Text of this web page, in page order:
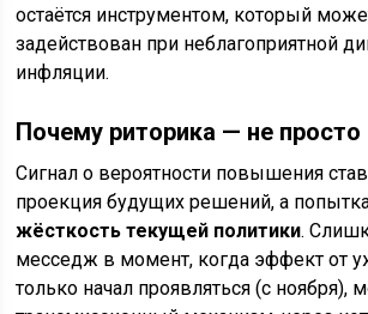
остаётся инструментом, который
задействован при неблагоприятной
инфляции.
Почему риторика — не просто
Сигнал о вероятности повышения
проекция будущих решений, а
жёсткость текущей политики.
месседж в момент, когда эффект от
только начал проявляться (с ноября),